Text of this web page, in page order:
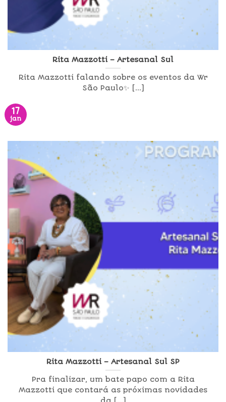
Rita Mazzotti – Artesanal Sul
Rita Mazzotti falando sobre os eventos da Wr
São Paulo✨ [...]
17
jan
Rita Mazzotti – Artesanal Sul SP
Pra finalizar, um bate papo com a Rita
Mazzotti que contará as próximas novidades